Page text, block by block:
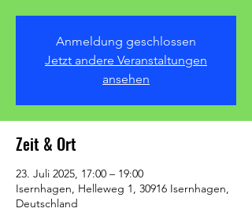
Anmeldung geschlossen
Jetzt andere Veranstaltungen
ansehen
Zeit & Ort
23. Juli 2025, 17:00 – 19:00
Isernhagen, Helleweg 1, 30916 Isernhagen,
Deutschland